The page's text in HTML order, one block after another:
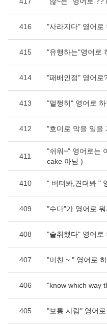
416 "사라지다" 영어로
415 "유행하는"영어로
414 "패배인정" 영어로
413 "멀쩡히" 영어로
412 "호미로 막을 일을
411
"쉬워~" 영어로는
cake 아님 )
410 " 버텨봐,견뎌봐 "
409 "수다"가 영어로
408 "술취했다" 영어로
407 "미친 ~ " 영어로
406 "know which way
405 "보통 사람" 영어